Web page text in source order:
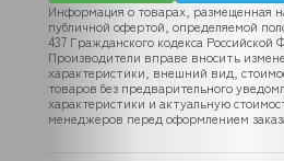
Информация о товарах, размещенная
публичной офертой, определяемой
437 Гражданского кодекса Российской
Производители вправе вносить
характеристики, внешний вид,
товаров без предварительного
характеристики и актуальную
менеджеров перед оформлением